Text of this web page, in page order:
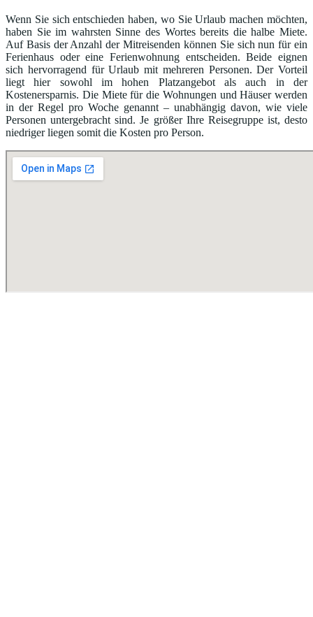
Wenn Sie sich entschieden haben, wo Sie Urlaub machen möchten,
haben Sie im wahrsten Sinne des Wortes bereits die halbe Miete.
Auf Basis der Anzahl der Mitreisenden können Sie sich nun für ein
Ferienhaus oder eine Ferienwohnung entscheiden. Beide eignen
sich hervorragend für Urlaub mit mehreren Personen. Der Vorteil
liegt hier sowohl im hohen Platzangebot als auch in der
Kostenersparnis. Die Miete für die Wohnungen und Häuser werden
in der Regel pro Woche genannt – unabhängig davon, wie viele
Personen untergebracht sind. Je größer Ihre Reisegruppe ist, desto
niedriger liegen somit die Kosten pro Person.